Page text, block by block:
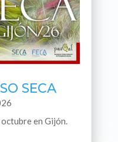
SECA
en Gijón.